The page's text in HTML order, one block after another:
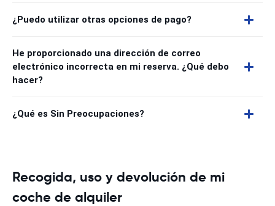
¿Puedo utilizar otras opciones de pago?
He proporcionado una dirección de correo
electrónico incorrecta en mi reserva. ¿Qué debo
hacer?
¿Qué es Sin Preocupaciones?
Recogida, uso y devolución de mi
coche de alquiler